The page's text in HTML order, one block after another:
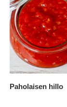
Paholaisen hillo